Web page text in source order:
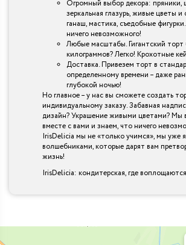
Огромный выбор декора:
зеркальная глазурь, живые цветы и
ганаш, мастика, съедобные
ничего невозможного!
Любые масштабы. Гигантский торт
килограммов? Легко! Крохотные
Доставка. Привезем торт в
определенному времени – даже
глубокой ночью!
Но главное – у нас вы сможете создать
индивидуальному заказу. Забавная
дизайн? Украшение живыми цветами? Мы
вместе с вами и знаем, что ничего
IrisDelicia мы не «только учимся», мы уже
волшебниками, которые дарят вам
жизнь!
IrisDelicia: кондитерская, где